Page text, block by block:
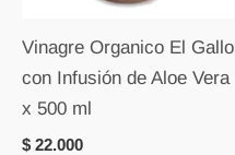
Vinagre Organico El Gallo
con Infusión de Aloe Vera
x 500 ml
$ 22.000